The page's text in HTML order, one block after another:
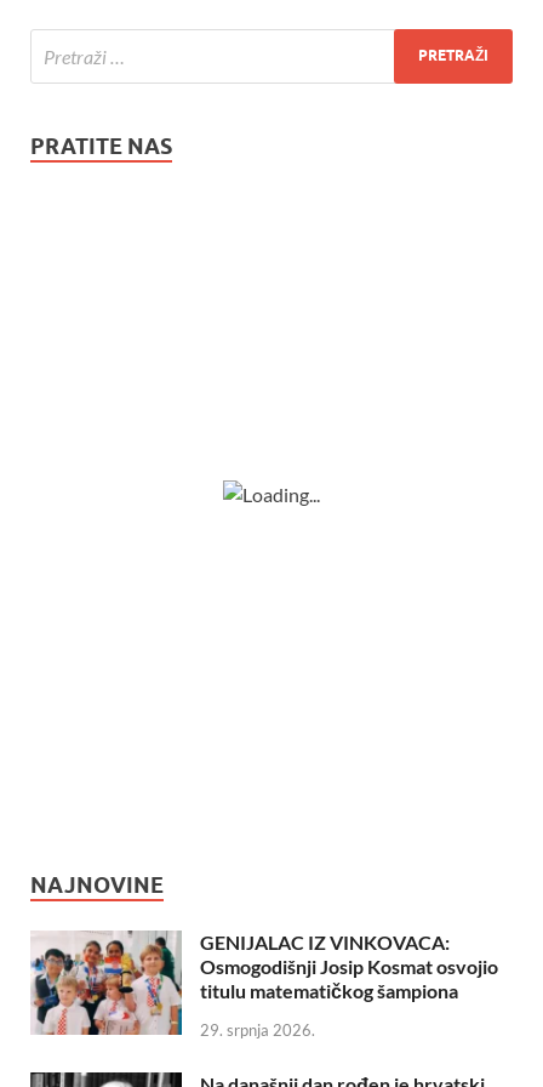
PRATITE NAS
NAJNOVINE
GENIJALAC IZ VINKOVACA:
Osmogodišnji Josip Kosmat osvojio
titulu matematičkog šampiona
29. srpnja 2026.